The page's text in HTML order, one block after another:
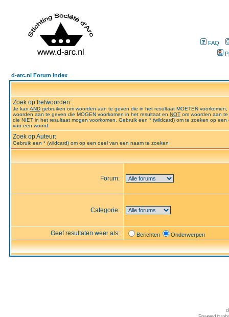
FAQ
d-arc.nl Forum Index
Zoek op trefwoorden:
Je kan AND gebruiken om woorden aan te geven die in het resultaat MOETEN voorkomen,
woorden aan te geven die MOGEN voorkomen in het resultaat en NOT om woorden aan
die NIET in het resultaat mogen voorkomen. Gebruik een * (wildcard) om te zoeken op een
van een woord.
Zoek op Auteur:
Gebruik een * (wildcard) om op een deel van een naam te zoeken
Forum:
Categorie:
Geef resultaten weer als: Berichten Onderwerpen